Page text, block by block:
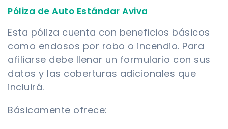
Póliza de Auto Estándar Aviva
Esta póliza cuenta con beneficios básicos
como endosos por robo o incendio. Para
afiliarse debe llenar un formulario con sus
datos y las coberturas adicionales que
incluirá.
Básicamente ofrece: